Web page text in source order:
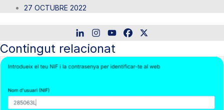
27 OCTUBRE 2022
Contingut relacionat